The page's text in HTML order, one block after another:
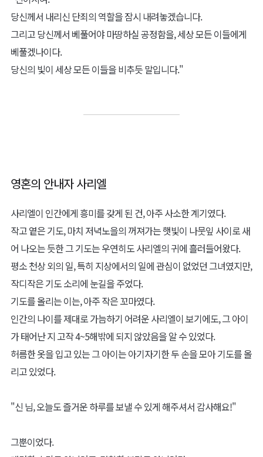
결국 남자는 상인들에게 맞은 상처가 덧나 죽었고 아내 또한 침대에
서 생을 마감했다.
죄인에게 가장 어울리는 형벌은 죽음이었다.
그럼에도 불구하고 난 그 상황에 의문이 들었다.
과연 저들은, 저런 형벌을 받아 마땅한 이들인가.
나는 오랫동안 그 자리를 떠나지 못했다.
그러나 그가 왜 훔칠 수밖에 없었는지, 왜 죄를 지을 수밖에 없었는
그제야 깨달았다.
내 소명은 얼마나 좁고 메마른 것이었는지.
단죄를 멈췄다.
질서를 강조하며, 중재를 내세웠다.
옳고 그름을 논하며, 안타까운 죄가 철저한 단죄로 이어지지 않도록
했다.
그렇게 나는 공정함을 추구했고, 이로 인해 세상의 악은 점차 사라졌
다.
내 사명은, 그렇게 바뀌었다.
"신이시여.
그리고 당신께서 베풀어야 마땅하실 공정함을, 세상 모든 이들에게